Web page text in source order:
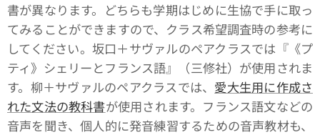
書が異なります。どちらも学期はじめに生協で手に取っ
てみることができますので、クラス希望調査時の参考に
してください。坂口＋サヴァルのペアクラスでは『《プ
ティ》シェリーとフランス語』（三修社）が使用されま
す。柳＋サヴァルのペアクラスでは、 愛大生用に作成さ
れた文法の教科書が使用されます。フランス語文などの
音声を聞き、個人的に発音練習するための音声教材も、